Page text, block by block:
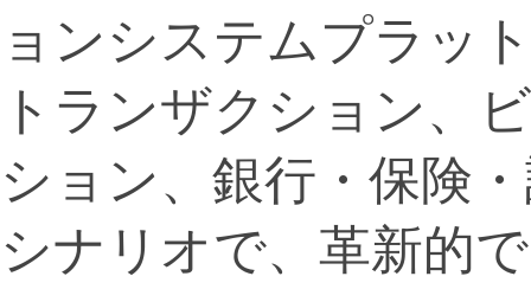
ョンシステムプラッ
トランザクション、
ション、銀行・保険
シナリオで、革新的